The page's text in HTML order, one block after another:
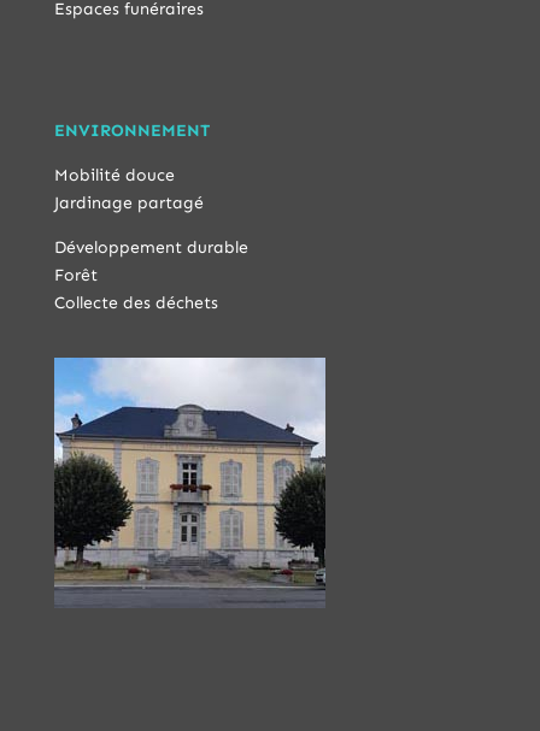
Espaces funéraires
ENVIRONNEMENT
Mobilité douce
Jardinage partagé
Développement durable
Forêt
Collecte des déchets